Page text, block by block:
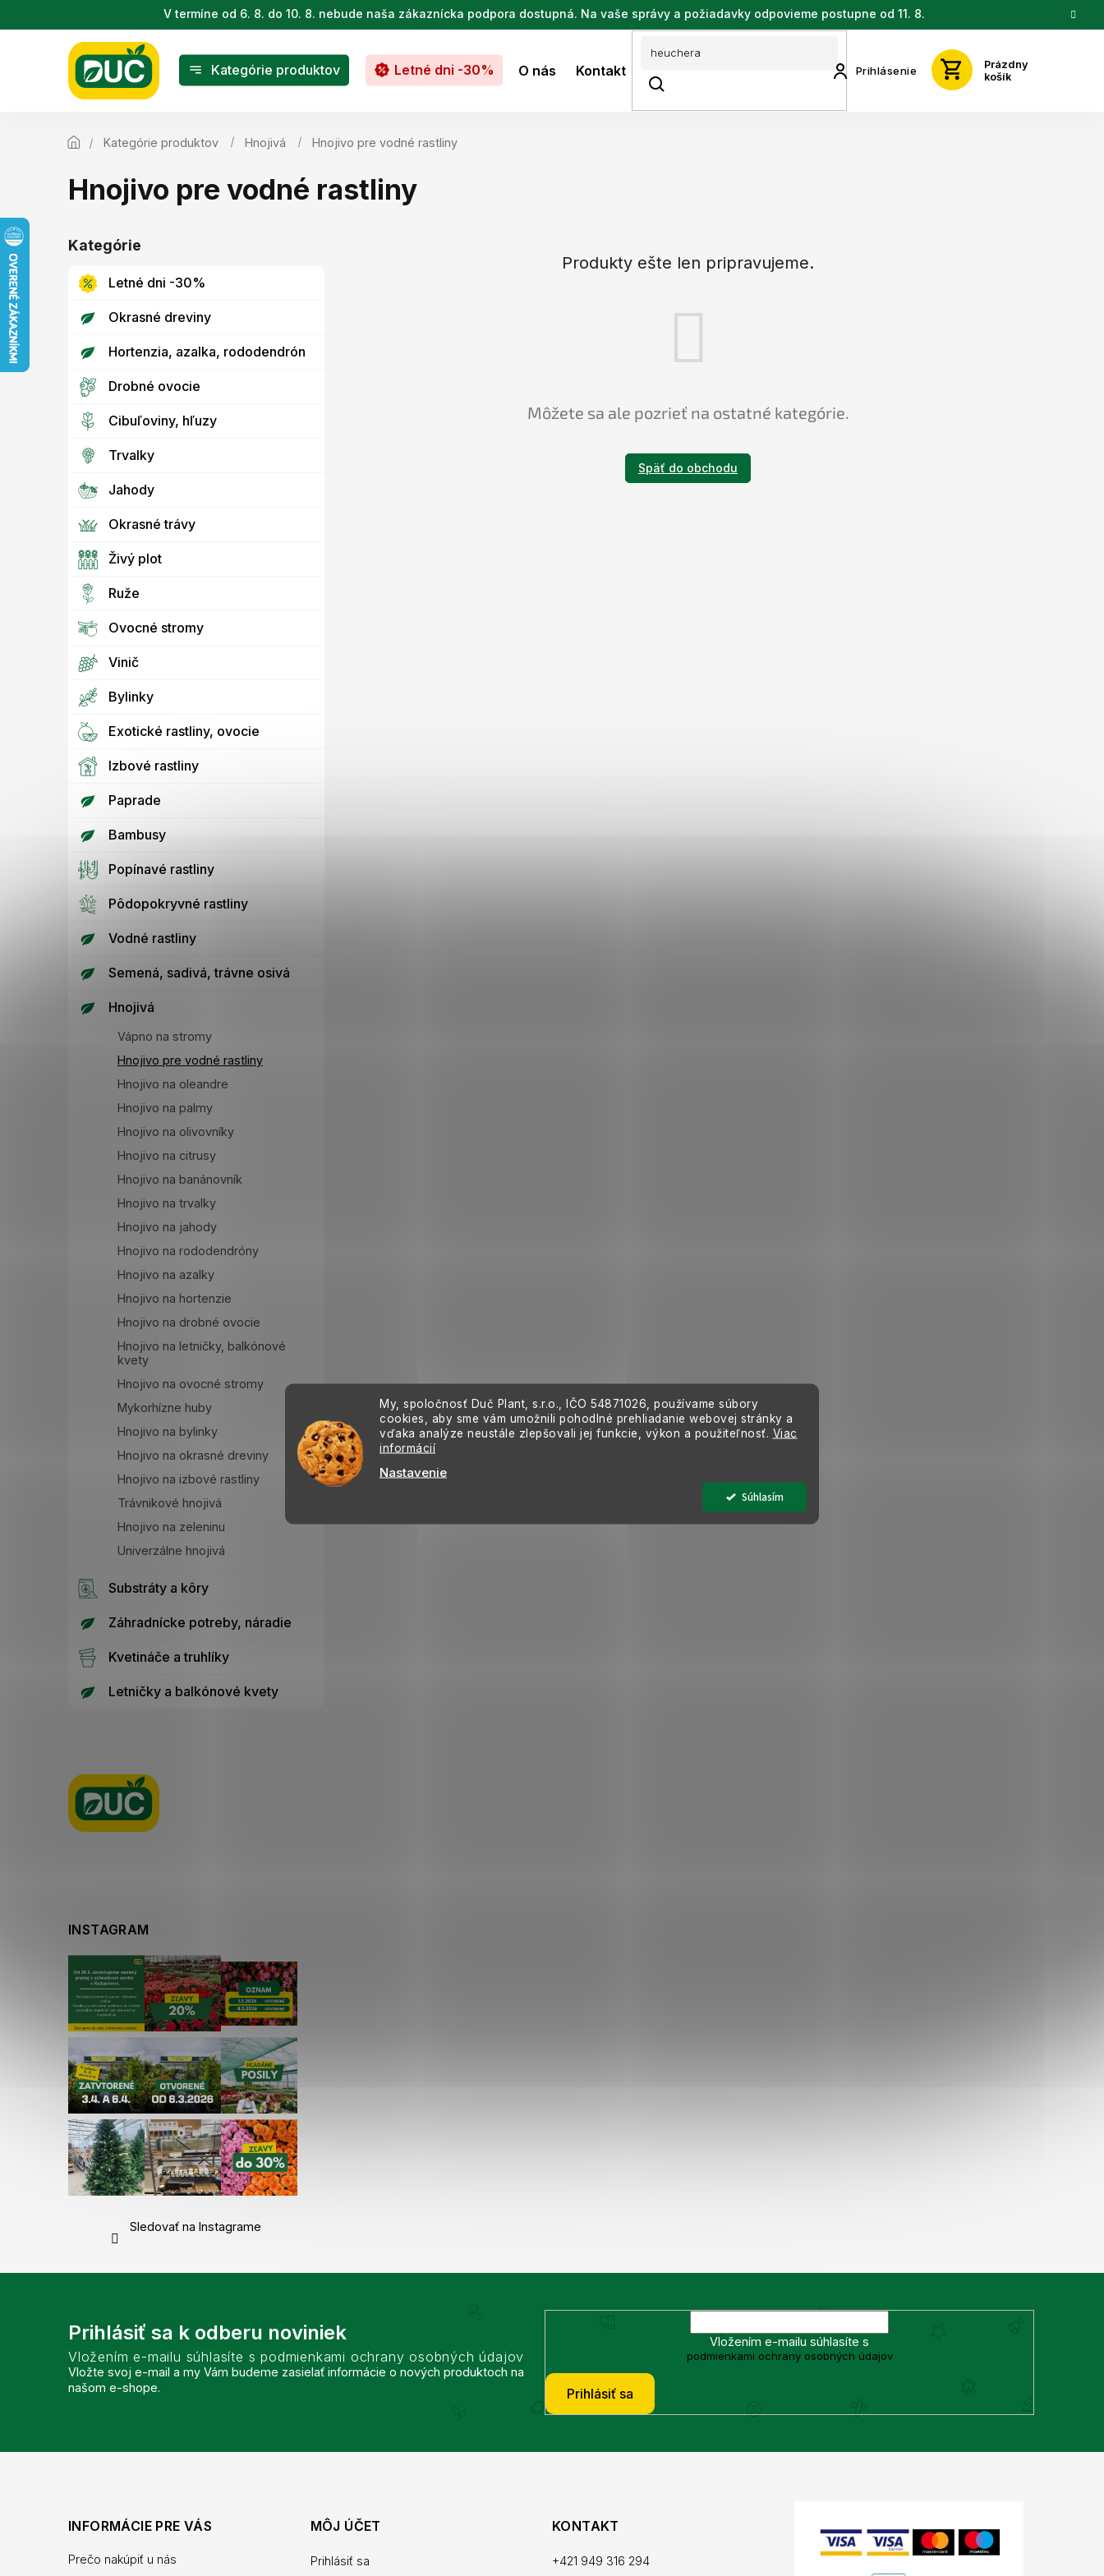
My, spoločnosť Duč Plant, s.r.o., IČO 54871026,
používame súbory
cookies, aby sme vám umožnili pohodlné prehliadanie webovej stránky a
vďaka analýze neustále zlepšovali jej funkcie, výkon a použiteľnosť. Viac
informácií
Nastavenie
Súhlasím
na
V termíne od 6. 8. do 10. 8. nebude naša zákaznícka podpora dostupná. Na vaše správy a požiadavky odpovieme postupne od 11. 8.
Prihlásenie
Prázdny
košík
Kategórie produktov Letné dni -30% O nás Kontakt
Kategórie produktov Hnojivá Hnojivo pre vodné rastliny
Hnojivo pre vodné rastliny
o
Preskočiť
Kategórie
Letné dni -30%
Okrasné dreviny
Hortenzia, azalka, rododendrón
Drobné ovocie
Cibuľoviny, hľuzy
Trvalky
Jahody
Okrasné trávy
Živý plot
Ruže
Ovocné stromy
Vinič
Bylinky
Exotické rastliny, ovocie
Izbové rastliny
Paprade
Bambusy
Popínavé rastliny
Pôdopokryvné rastliny
Vodné rastliny
Semená, sadivá, trávne osivá
Hnojivá
Vápno na stromy
Hnojivo pre vodné rastliny
Hnojivo na oleandre
Hnojivo na palmy
Hnojivo na olivovníky
Hnojivo na citrusy
Hnojivo na banánovník
Hnojivo na trvalky
Hnojivo na jahody
Hnojivo na rododendróny
Hnojivo na azalky
Hnojivo na hortenzie
Hnojivo na drobné ovocie
Hnojivo na letničky, balkónové
kvety
Hnojivo na ovocné stromy
Mykorhízne huby
Hnojivo na bylinky
Hnojivo na okrasné dreviny
Hnojivo na izbové rastliny
Trávnikové hnojivá
Hnojivo na zeleninu
Univerzálne hnojivá
Substráty a kôry
Záhradnícke potreby, náradie
Kvetináče a truhlíky
Letničky a balkónové kvety
Produkty ešte len pripravujeme.
Môžete sa ale pozrieť na ostatné kategórie.
Späť do obchodu
INSTAGRAM
Sledovať na Instagrame
Prihlásiť sa k odberu noviniek
Vložením e-mailu súhlasíte s podmienkami ochrany osobných údajov
Vložte svoj e-mail a my Vám budeme zasielať informácie o nových produktoch na
našom e-shope.
Vložením e-mailu súhlasíte s
podmienkami ochrany osobných údajov
Prihlásiť sa
INFORMÁCIE PRE VÁS
Prečo nakúpiť u nás
MÔJ ÚČET
Prihlásiť sa
KONTAKT
+421 949 316 294